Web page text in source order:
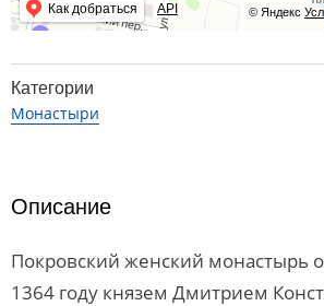
© Яндекс
Как добраться API
Категории
Монастыри
Описание
Покровский женский монастырь
1364 году князем Дмитрием